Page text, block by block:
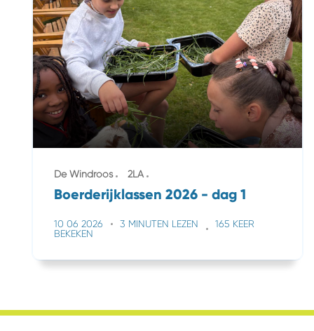
De Windroos 2LA
Boerderijklassen 2026 - dag 1
10 06 2026 3 MINUTEN LEZEN
165 KEER
BEKEKEN